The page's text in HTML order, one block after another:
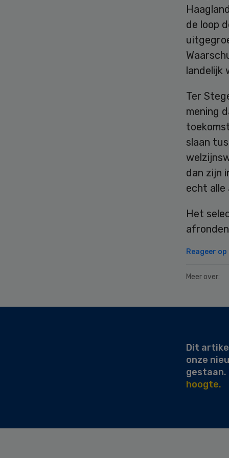
de loop
landelijk
Ter
mening
slaan
dan zijn
echt alle
Het
Reageer
Meer over:
Dit
onze
gestaan.
hoogte.